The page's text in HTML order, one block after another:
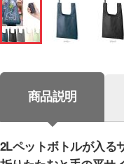
商品説明
2Lペットボトルが入る